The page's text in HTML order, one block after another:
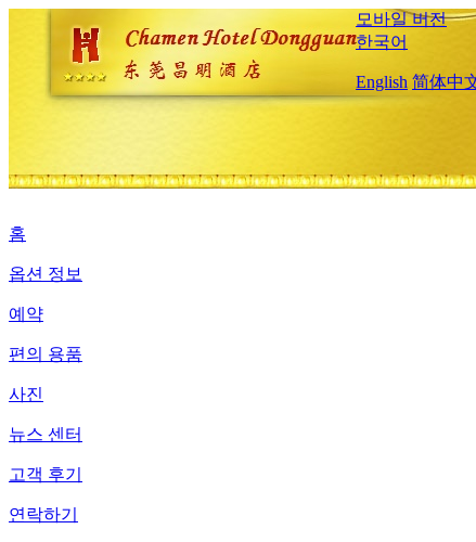
모바일 버전
한국어
English 简体中
홈
옵션 정보
예약
편의 용품
사진
뉴스 센터
고객 후기
연락하기